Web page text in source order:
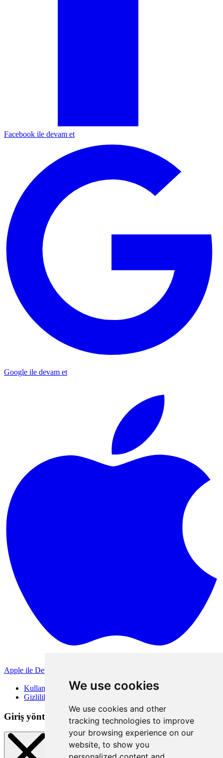
We use cookies
We use cookies and other
tracking technologies to improve
your browsing experience on our
website, to show you
Facebook ile devam et
Google ile devam et
Apple ile Devam Et
Kullanım Koşulları
Gizlilik Politikası
Giriş yöntemleri